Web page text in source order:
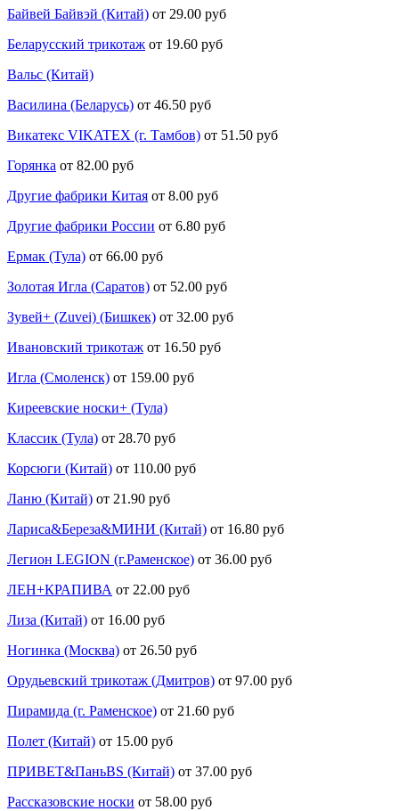
Байвей Байвэй (Китай) от 29.00 руб
Беларусский трикотаж от 19.60 руб
Вальс (Китай)
Василина (Беларусь) от 46.50 руб
Викатекс VIKATEX (г. Тамбов) от 51.50 руб
Горянка от 82.00 руб
Другие фабрики Китая от 8.00 руб
Другие фабрики России от 6.80 руб
Ермак (Тула) от 66.00 руб
Золотая Игла (Саратов) от 52.00 руб
Зувей+ (Zuvei) (Бишкек) от 32.00 руб
Ивановский трикотаж от 16.50 руб
Игла (Смоленск) от 159.00 руб
Киреевские носки+ (Тула)
Классик (Тула) от 28.70 руб
Корсюги (Китай) от 110.00 руб
Ланю (Китай) от 21.90 руб
Лариса&Береза&МИНИ (Китай) от 16.80 руб
Легион LEGION (г.Раменское) от 36.00 руб
ЛЕН+КРАПИВА от 22.00 руб
Лиза (Китай) от 16.00 руб
Ногинка (Москва) от 26.50 руб
Орудьевский трикотаж (Дмитров) от 97.00 руб
Пирамида (г. Раменское) от 21.60 руб
Полет (Китай) от 15.00 руб
ПРИВЕТ&ПаньBS (Китай) от 37.00 руб
Рассказовские носки от 58.00 руб